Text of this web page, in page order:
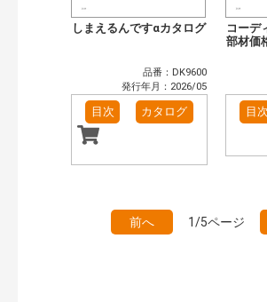
しまえるんですαカタログ
品番：DK9600
発行年月：2026/05
目次 カタログ
コーデ
部材価
目次
前へ 1/5ページ